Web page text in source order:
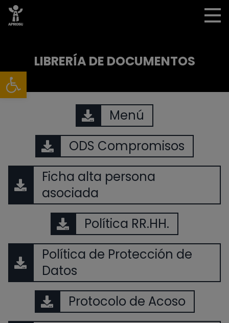
Abrir barra de herramientas
LIBRERÍA DE DOCUMENTOS
Menú
ODS Compromisos
Ficha alta persona
asociada
Política RR.HH.
Política de Protección de
Datos
Protocolo de Acoso